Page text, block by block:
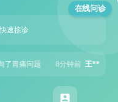
在线问诊
速接诊
询了头痛问题 12分钟前 刘**